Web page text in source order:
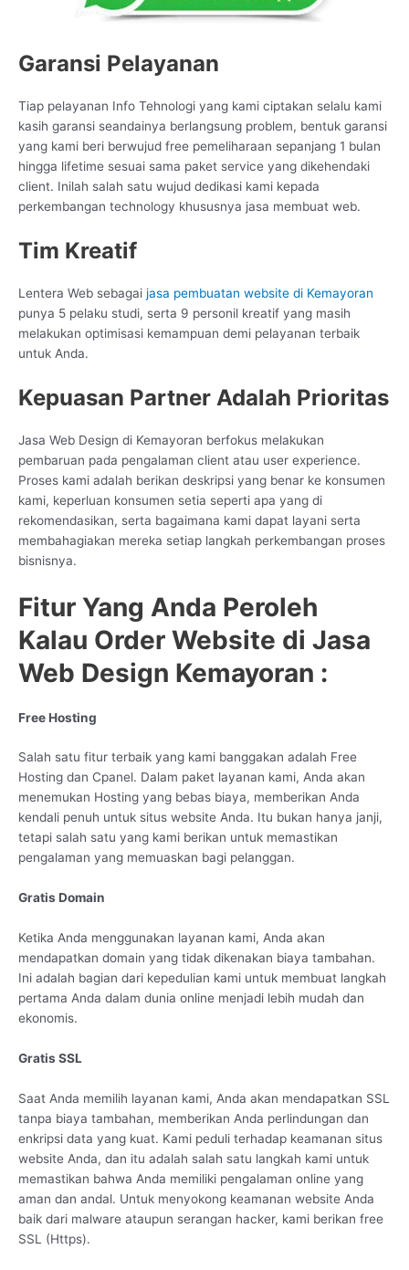
Garansi Pelayanan
Tiap pelayanan Info Tehnologi yang kami ciptakan selalu kami
kasih garansi seandainya berlangsung problem, bentuk garansi
yang kami beri berwujud free pemeliharaan sepanjang 1 bulan
hingga lifetime sesuai sama paket service yang dikehendaki
client. Inilah salah satu wujud dedikasi kami kepada
perkembangan technology khususnya jasa membuat web.
Tim Kreatif
Lentera Web sebagai jasa pembuatan website di Kemayoran
punya 5 pelaku studi, serta 9 personil kreatif yang masih
melakukan optimisasi kemampuan demi pelayanan terbaik
untuk Anda.
Kepuasan Partner Adalah Prioritas
Jasa Web Design di Kemayoran berfokus melakukan
pembaruan pada pengalaman client atau user experience.
Proses kami adalah berikan deskripsi yang benar ke konsumen
kami, keperluan konsumen setia seperti apa yang di
rekomendasikan, serta bagaimana kami dapat layani serta
membahagiakan mereka setiap langkah perkembangan proses
bisnisnya.
Fitur Yang Anda Peroleh
Kalau Order Website di Jasa
Web Design Kemayoran :
Free Hosting
Salah satu fitur terbaik yang kami banggakan adalah Free
Hosting dan Cpanel. Dalam paket layanan kami, Anda akan
menemukan Hosting yang bebas biaya, memberikan Anda
kendali penuh untuk situs website Anda. Itu bukan hanya janji,
tetapi salah satu yang kami berikan untuk memastikan
pengalaman yang memuaskan bagi pelanggan.
Gratis Domain
Ketika Anda menggunakan layanan kami, Anda akan
mendapatkan domain yang tidak dikenakan biaya tambahan.
Ini adalah bagian dari kepedulian kami untuk membuat langkah
pertama Anda dalam dunia online menjadi lebih mudah dan
ekonomis.
Gratis SSL
Saat Anda memilih layanan kami, Anda akan mendapatkan SSL
tanpa biaya tambahan, memberikan Anda perlindungan dan
enkripsi data yang kuat. Kami peduli terhadap keamanan situs
website Anda, dan itu adalah salah satu langkah kami untuk
memastikan bahwa Anda memiliki pengalaman online yang
aman dan andal. Untuk menyokong keamanan website Anda
baik dari malware ataupun serangan hacker, kami berikan free
SSL (Https).